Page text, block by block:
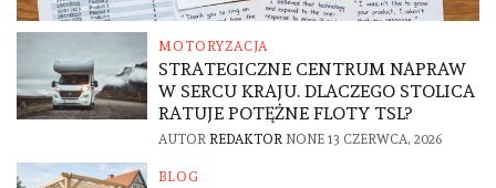
MOTORYZACJA
STRATEGICZNE CENTRUM NAPRAW
W SERCU KRAJU. DLACZEGO STOLICA
RATUJE POTĘŻNE FLOTY TSL?
AUTOR REDAKTOR NONE 13 CZERWCA, 2026
BLOG